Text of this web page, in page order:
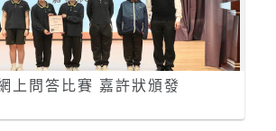
上問答比賽 嘉許狀頒發